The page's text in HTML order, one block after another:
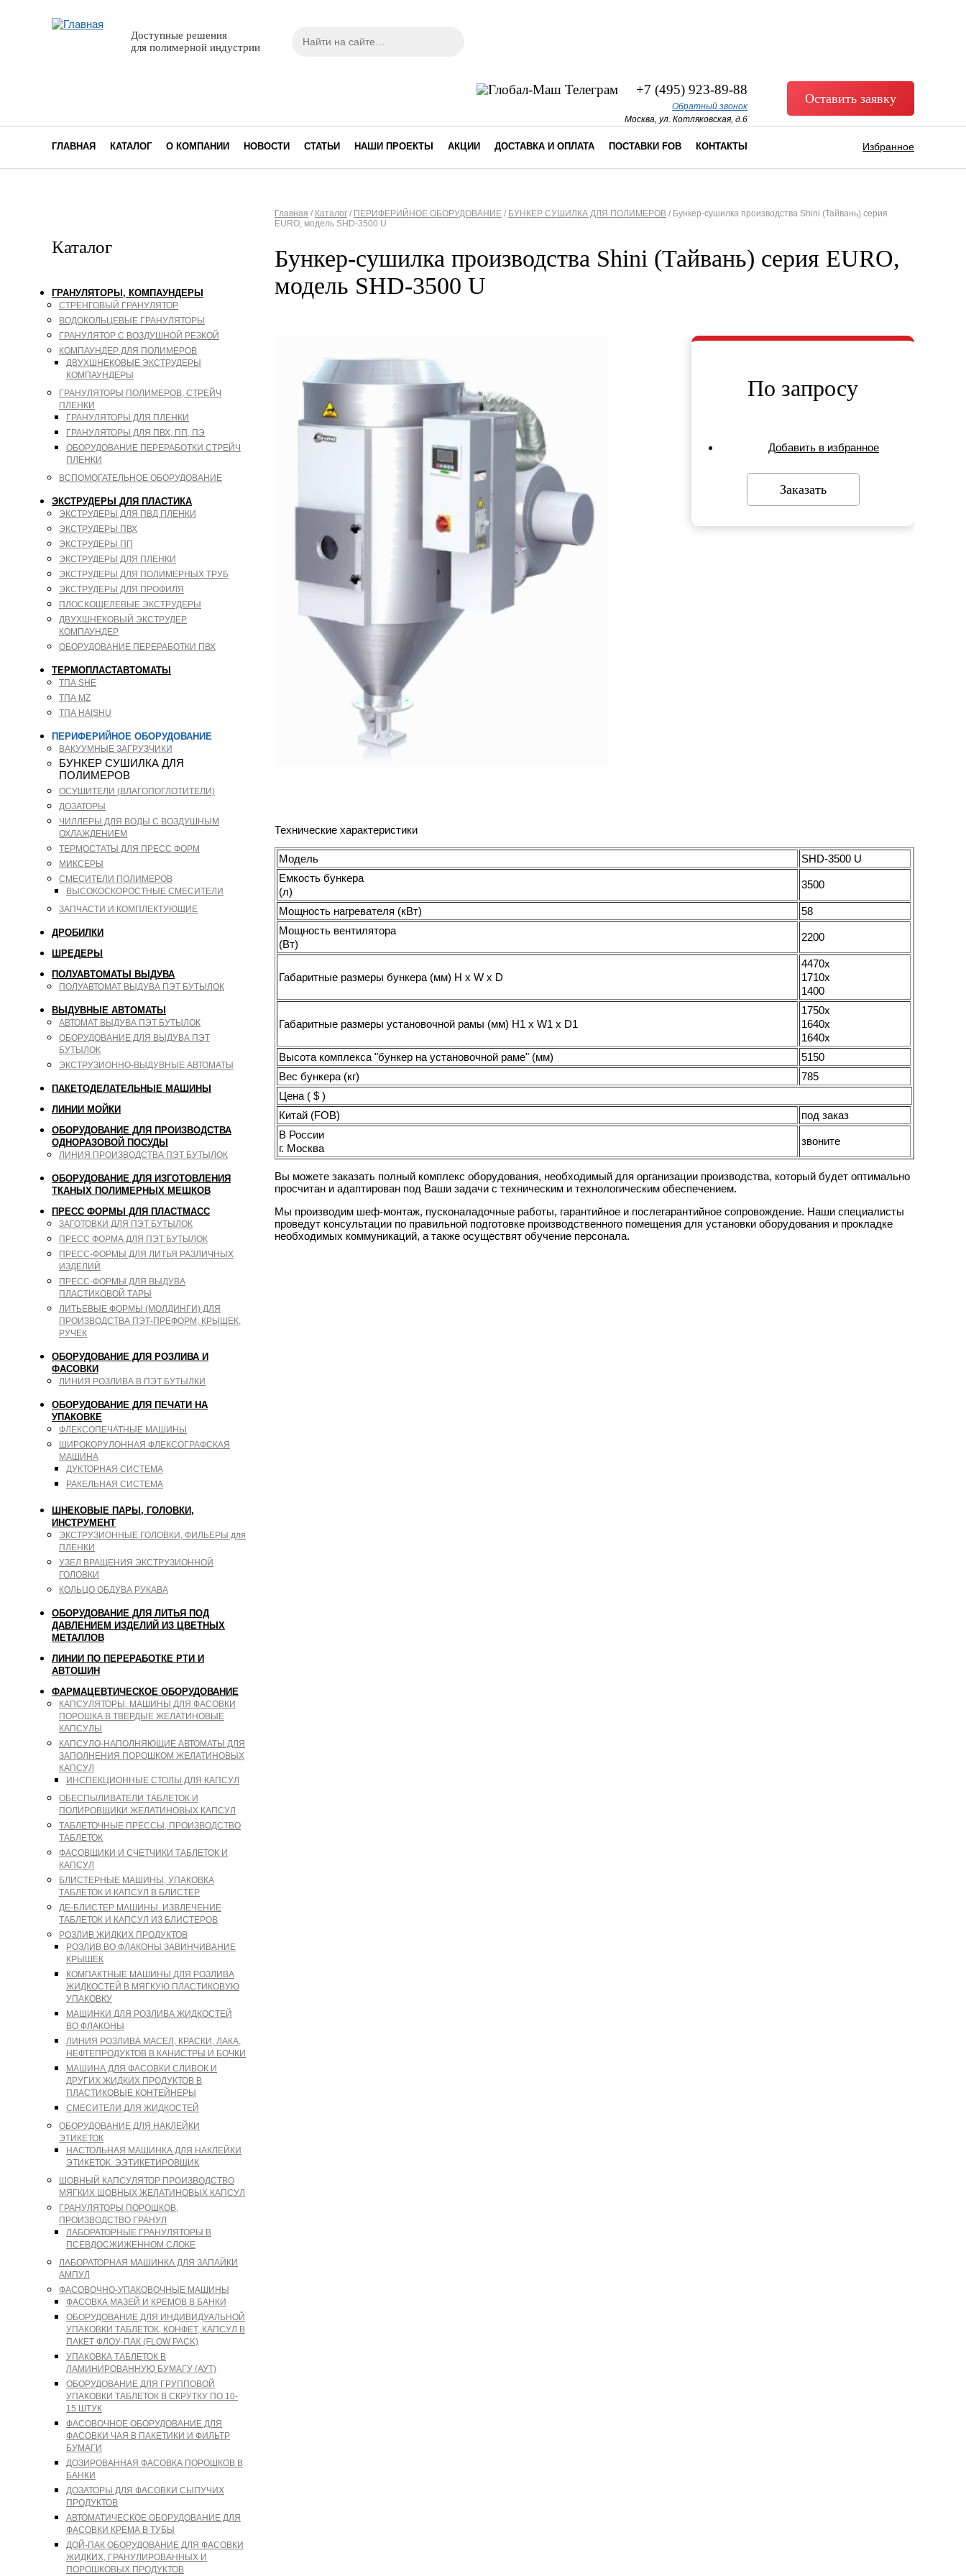
Доступные решения
для полимерной индустрии
Форма поиска
+7 (495) 923-89-88
Обратный звонок
Москва, ул. Котляковская, д.6
Оставить заявку
ГЛАВНАЯ КАТАЛОГ О КОМПАНИИ НОВОСТИ СТАТЬИ НАШИ ПРОЕКТЫ АКЦИИ ДОСТАВКА И ОПЛАТА ПОСТАВКИ FOB КОНТАКТЫ Избранное
Каталог
ГРАНУЛЯТОРЫ, КОМПАУНДЕРЫ
СТРЕНГОВЫЙ ГРАНУЛЯТОР
ВОДОКОЛЬЦЕВЫЕ ГРАНУЛЯТОРЫ
ГРАНУЛЯТОР С ВОЗДУШНОЙ РЕЗКОЙ
КОМПАУНДЕР ДЛЯ ПОЛИМЕРОВ
ДВУХШНЕКОВЫЕ ЭКСТРУДЕРЫ
КОМПАУНДЕРЫ
ГРАНУЛЯТОРЫ ПОЛИМЕРОВ, СТРЕЙЧ
ПЛЕНКИ
ГРАНУЛЯТОРЫ ДЛЯ ПЛЕНКИ
ГРАНУЛЯТОРЫ ДЛЯ ПВХ, ПП, ПЭ
ОБОРУДОВАНИЕ ПЕРЕРАБОТКИ СТРЕЙЧ
ПЛЕНКИ
ВСПОМОГАТЕЛЬНОЕ ОБОРУДОВАНИЕ
ЭКСТРУДЕРЫ ДЛЯ ПЛАСТИКА
ЭКСТРУДЕРЫ ДЛЯ ПВД ПЛЕНКИ
ЭКСТРУДЕРЫ ПВХ
ЭКСТРУДЕРЫ ПП
ЭКСТРУДЕРЫ ДЛЯ ПЛЕНКИ
ЭКСТРУДЕРЫ ДЛЯ ПОЛИМЕРНЫХ ТРУБ
ЭКСТРУДЕРЫ ДЛЯ ПРОФИЛЯ
ПЛОСКОЩЕЛЕВЫЕ ЭКСТРУДЕРЫ
ДВУХШНЕКОВЫЙ ЭКСТРУДЕР
КОМПАУНДЕР
ОБОРУДОВАНИЕ ПЕРЕРАБОТКИ ПВХ
ТЕРМОПЛАСТАВТОМАТЫ
ТПА SHE
ТПА MZ
ТПА HAISHU
ПЕРИФЕРИЙНОЕ ОБОРУДОВАНИЕ
ВАКУУМНЫЕ ЗАГРУЗЧИКИ
БУНКЕР СУШИЛКА ДЛЯ
ПОЛИМЕРОВ
ОСУШИТЕЛИ (ВЛАГОПОГЛОТИТЕЛИ)
ДОЗАТОРЫ
ЧИЛЛЕРЫ ДЛЯ ВОДЫ С ВОЗДУШНЫМ
ОХЛАЖДЕНИЕМ
ТЕРМОСТАТЫ ДЛЯ ПРЕСС ФОРМ
МИКСЕРЫ
СМЕСИТЕЛИ ПОЛИМЕРОВ
ВЫСОКОСКОРОСТНЫЕ СМЕСИТЕЛИ
ЗАПЧАСТИ И КОМПЛЕКТУЮЩИЕ
ДРОБИЛКИ
ШРЕДЕРЫ
ПОЛУАВТОМАТЫ ВЫДУВА
ПОЛУАВТОМАТ ВЫДУВА ПЭТ БУТЫЛОК
ВЫДУВНЫЕ АВТОМАТЫ
АВТОМАТ ВЫДУВА ПЭТ БУТЫЛОК
ОБОРУДОВАНИЕ ДЛЯ ВЫДУВА ПЭТ
БУТЫЛОК
ЭКСТРУЗИОННО-ВЫДУВНЫЕ АВТОМАТЫ
ПАКЕТОДЕЛАТЕЛЬНЫЕ МАШИНЫ
ЛИНИИ МОЙКИ
ОБОРУДОВАНИЕ ДЛЯ ПРОИЗВОДСТВА
ОДНОРАЗОВОЙ ПОСУДЫ
ЛИНИЯ ПРОИЗВОДСТВА ПЭТ БУТЫЛОК
ОБОРУДОВАНИЕ ДЛЯ ИЗГОТОВЛЕНИЯ
ТКАНЫХ ПОЛИМЕРНЫХ МЕШКОВ
ПРЕСС ФОРМЫ ДЛЯ ПЛАСТМАСС
ЗАГОТОВКИ ДЛЯ ПЭТ БУТЫЛОК
ПРЕСС ФОРМА ДЛЯ ПЭТ БУТЫЛОК
ПРЕСС-ФОРМЫ ДЛЯ ЛИТЬЯ РАЗЛИЧНЫХ
ИЗДЕЛИЙ
ПРЕСС-ФОРМЫ ДЛЯ ВЫДУВА
ПЛАСТИКОВОЙ ТАРЫ
ЛИТЬЕВЫЕ ФОРМЫ (МОЛДИНГИ) ДЛЯ
ПРОИЗВОДСТВА ПЭТ-ПРЕФОРМ, КРЫШЕК,
РУЧЕК
ОБОРУДОВАНИЕ ДЛЯ РОЗЛИВА И
ФАСОВКИ
ЛИНИЯ РОЗЛИВА В ПЭТ БУТЫЛКИ
ОБОРУДОВАНИЕ ДЛЯ ПЕЧАТИ НА
УПАКОВКЕ
ФЛЕКСОПЕЧАТНЫЕ МАШИНЫ
ШИРОКОРУЛОННАЯ ФЛЕКСОГРАФСКАЯ
МАШИНА
ДУКТОРНАЯ СИСТЕМА
РАКЕЛЬНАЯ СИСТЕМА
ШНЕКОВЫЕ ПАРЫ, ГОЛОВКИ,
ИНСТРУМЕНТ
ЭКСТРУЗИОННЫЕ ГОЛОВКИ, ФИЛЬЕРЫ для
ПЛЕНКИ
УЗЕЛ ВРАЩЕНИЯ ЭКСТРУЗИОННОЙ
ГОЛОВКИ
КОЛЬЦО ОБДУВА РУКАВА
ОБОРУДОВАНИЕ ДЛЯ ЛИТЬЯ ПОД
ДАВЛЕНИЕМ ИЗДЕЛИЙ ИЗ ЦВЕТНЫХ
МЕТАЛЛОВ
ЛИНИИ ПО ПЕРЕРАБОТКЕ РТИ И
АВТОШИН
ФАРМАЦЕВТИЧЕСКОЕ ОБОРУДОВАНИЕ
КАПСУЛЯТОРЫ. МАШИНЫ ДЛЯ ФАСОВКИ
ПОРОШКА В ТВЕРДЫЕ ЖЕЛАТИНОВЫЕ
КАПСУЛЫ
КАПСУЛО-НАПОЛНЯЮЩИЕ АВТОМАТЫ ДЛЯ
ЗАПОЛНЕНИЯ ПОРОШКОМ ЖЕЛАТИНОВЫХ
КАПСУЛ
ИНСПЕКЦИОННЫЕ СТОЛЫ ДЛЯ КАПСУЛ
ОБЕСПЫЛИВАТЕЛИ ТАБЛЕТОК И
ПОЛИРОВЩИКИ ЖЕЛАТИНОВЫХ КАПСУЛ
ТАБЛЕТОЧНЫЕ ПРЕССЫ, ПРОИЗВОДСТВО
ТАБЛЕТОК
ФАСОВЩИКИ И СЧЕТЧИКИ ТАБЛЕТОК И
КАПСУЛ
БЛИСТЕРНЫЕ МАШИНЫ, УПАКОВКА
ТАБЛЕТОК И КАПСУЛ В БЛИСТЕР
ДЕ-БЛИСТЕР МАШИНЫ. ИЗВЛЕЧЕНИЕ
ТАБЛЕТОК И КАПСУЛ ИЗ БЛИСТЕРОВ
РОЗЛИВ ЖИДКИХ ПРОДУКТОВ
РОЗЛИВ ВО ФЛАКОНЫ ЗАВИНЧИВАНИЕ
КРЫШЕК
КОМПАКТНЫЕ МАШИНЫ ДЛЯ РОЗЛИВА
ЖИДКОСТЕЙ В МЯГКУЮ ПЛАСТИКОВУЮ
УПАКОВКУ
МАШИНКИ ДЛЯ РОЗЛИВА ЖИДКОСТЕЙ
ВО ФЛАКОНЫ
ЛИНИЯ РОЗЛИВА МАСЕЛ, КРАСКИ, ЛАКА,
НЕФТЕПРОДУКТОВ В КАНИСТРЫ И БОЧКИ
МАШИНА ДЛЯ ФАСОВКИ СЛИВОК И
ДРУГИХ ЖИДКИХ ПРОДУКТОВ В
ПЛАСТИКОВЫЕ КОНТЕЙНЕРЫ
СМЕСИТЕЛИ ДЛЯ ЖИДКОСТЕЙ
ОБОРУДОВАНИЕ ДЛЯ НАКЛЕЙКИ
ЭТИКЕТОК
НАСТОЛЬНАЯ МАШИНКА ДЛЯ НАКЛЕЙКИ
ЭТИКЕТОК. ЭЭТИКЕТИРОВЩИК
ШОВНЫЙ КАПСУЛЯТОР ПРОИЗВОДСТВО
МЯГКИХ ШОВНЫХ ЖЕЛАТИНОВЫХ КАПСУЛ
ГРАНУЛЯТОРЫ ПОРОШКОВ,
ПРОИЗВОДСТВО ГРАНУЛ
ЛАБОРАТОРНЫЕ ГРАНУЛЯТОРЫ В
ПСЕВДОСЖИЖЕННОМ СЛОКЕ
ЛАБОРАТОРНАЯ МАШИНКА ДЛЯ ЗАПАЙКИ
АМПУЛ
ФАСОВОЧНО-УПАКОВОЧНЫЕ МАШИНЫ
ФАСОВКА МАЗЕЙ И КРЕМОВ В БАНКИ
ОБОРУДОВАНИЕ ДЛЯ ИНДИВИДУАЛЬНОЙ
УПАКОВКИ ТАБЛЕТОК, КОНФЕТ, КАПСУЛ В
ПАКЕТ ФЛОУ-ПАК (FLOW PACK)
УПАКОВКА ТАБЛЕТОК В
ЛАМИНИРОВАННУЮ БУМАГУ (АУТ)
ОБОРУДОВАНИЕ ДЛЯ ГРУППОВОЙ
УПАКОВКИ ТАБЛЕТОК В СКРУТКУ ПО 10-
15 ШТУК
ФАСОВОЧНОЕ ОБОРУДОВАНИЕ ДЛЯ
ФАСОВКИ ЧАЯ В ПАКЕТИКИ И ФИЛЬТР
БУМАГИ
ДОЗИРОВАННАЯ ФАСОВКА ПОРОШКОВ В
БАНКИ
ДОЗАТОРЫ ДЛЯ ФАСОВКИ СЫПУЧИХ
ПРОДУКТОВ
АВТОМАТИЧЕСКОЕ ОБОРУДОВАНИЕ ДЛЯ
ФАСОВКИ КРЕМА В ТУБЫ
ДОЙ-ПАК ОБОРУДОВАНИЕ ДЛЯ ФАСОВКИ
ЖИДКИХ, ГРАНУЛИРОВАННЫХ И
ПОРОШКОВЫХ ПРОДУКТОВ
Вы здесь
Главная / Каталог / ПЕРИФЕРИЙНОЕ ОБОРУДОВАНИЕ / БУНКЕР СУШИЛКА ДЛЯ ПОЛИМЕРОВ / Бункер-сушилка производства Shini (Тайвань) cерия
EURO, модель SHD-3500 U
Бункер-сушилка производства Shini (Тайвань) cерия EURO,
модель SHD-3500 U
По запросу
Добавить в избранное
Заказать
Технические характеристики
Модель
SHD-3500 U
Емкость бункера
(л)
3500
Мощность нагревателя (кВт)
58
Мощность вентилятора
(Вт)
2200
Габаритные размеры бункера (мм) H x W x D
4470x
1710x
1400
Габаритные размеры установочной рамы (мм) H1 x W1 x D1
1750x
1640x
1640x
Высота комплекса "бункер на установочной раме" (мм)
5150
Вес бункера (кг)
785
Цена ( $ )
Китай (FOB)
под заказ
В России
г. Москва
звоните
Вы можете заказать полный комплекс оборудования, необходимый для организации производства, который будет оптимально
просчитан и адаптирован под Ваши задачи с техническим и технологическим обеспечением.
Мы производим шеф-монтаж, пусконаладочные работы, гарантийное и послегарантийное сопровождение. Наши специалисты
проведут консультации по правильной подготовке производственного помещения для установки оборудования и прокладке
необходимых коммуникаций, а также осуществят обучение персонала.